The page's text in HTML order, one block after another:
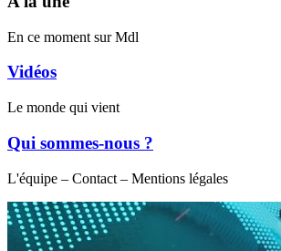
En ce moment sur Mdl
Vidéos
Le monde qui vient
Qui sommes-nous ?
L'équipe – Contact – Mentions légales